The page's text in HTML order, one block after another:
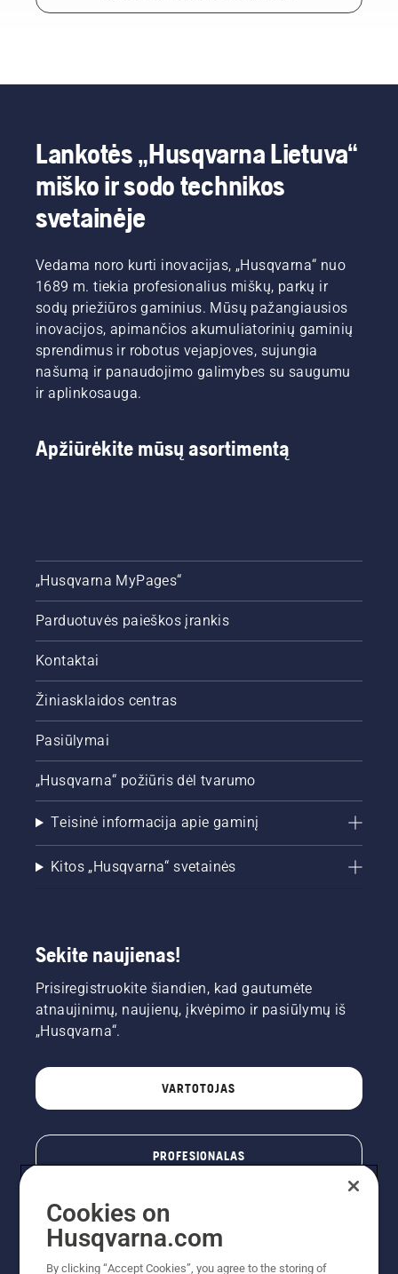
Lankotės „Husqvarna Lietuva“
miško ir sodo technikos
svetainėje
Vedama noro kurti inovacijas, „Husqvarna“ nuo
1689 m. tiekia profesionalius miškų, parkų ir
sodų priežiūros gaminius. Mūsų pažangiausios
inovacijos, apimančios akumuliatorinių gaminių
sprendimus ir robotus vejapjoves, sujungia
našumą ir panaudojimo galimybes su saugumu
ir aplinkosauga.
Apžiūrėkite mūsų asortimentą
„Husqvarna MyPages“
Parduotuvės paieškos įrankis
Kontaktai
Žiniasklaidos centras
Pasiūlymai
„Husqvarna“ požiūris dėl tvarumo
Teisinė informacija apie gaminį
Kitos „Husqvarna“ svetainės
Sekite naujienas!
Prisiregistruokite šiandien, kad gautumėte
atnaujinimų, naujienų, įkvėpimo ir pasiūlymų iš
„Husqvarna“.
VARTOTOJAS
PROFESIONALAS
Cookies on
Husqvarna.com
By clicking “Accept Cookies”, you agree to the storing of